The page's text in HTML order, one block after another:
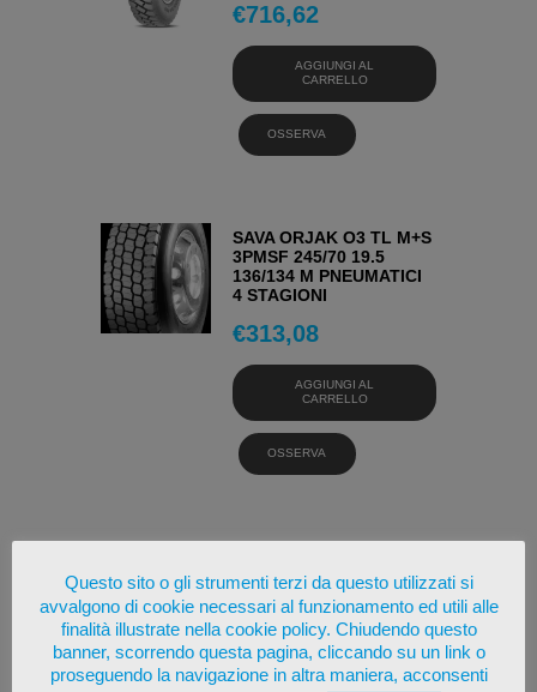
€716,62
AGGIUNGI AL
CARRELLO
OSSERVA
SAVA ORJAK O3 TL M+S
3PMSF 245/70 19.5
136/134 M PNEUMATICI
4 STAGIONI
€313,08
AGGIUNGI AL
CARRELLO
OSSERVA
17.5 129/127 M
PNEUMATICI ESTIVI
€249,00
AGGIUNGI AL
Questo sito o gli strumenti terzi da questo utilizzati si
avvalgono di cookie necessari al funzionamento ed utili alle
finalità illustrate nella cookie policy. Chiudendo questo
banner, scorrendo questa pagina, cliccando su un link o
proseguendo la navigazione in altra maniera, acconsenti